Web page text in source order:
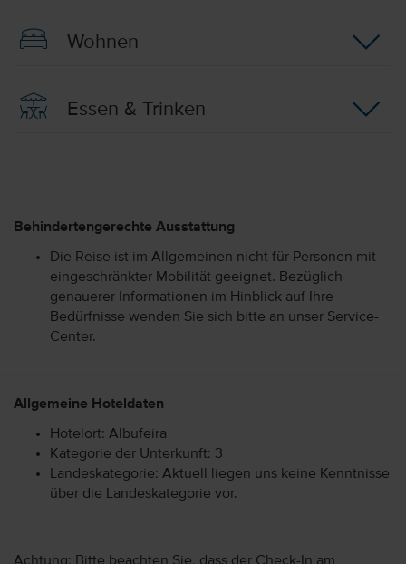
Wohnen
Essen & Trinken
Behindertengerechte Ausstattung
Die Reise ist im Allgemeinen nicht für Personen mit
eingeschränkter Mobilität geeignet. Bezüglich
genauerer Informationen im Hinblick auf Ihre
Bedürfnisse wenden Sie sich bitte an unser Service-
Center.
Allgemeine Hoteldaten
Hotelort: Albufeira
Kategorie der Unterkunft: 3
Landeskategorie: Aktuell liegen uns keine Kenntnisse
über die Landeskategorie vor.
Achtung: Bitte beachten Sie, dass der Check-In am